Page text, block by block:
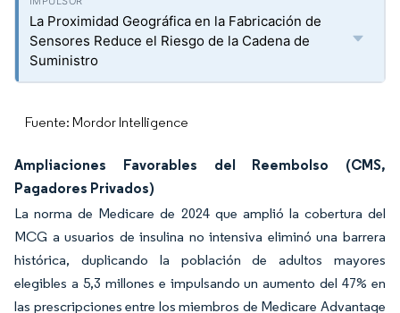
La Proximidad Geográfica en la Fabricación de
Sensores Reduce el Riesgo de la Cadena de
Suministro
Fuente: Mordor Intelligence
Ampliaciones Favorables del Reembolso (CMS,
Pagadores Privados)
La norma de Medicare de 2024 que amplió la cobertura del
MCG a usuarios de insulina no intensiva eliminó una barrera
histórica, duplicando la población de adultos mayores
elegibles a 5,3 millones e impulsando un aumento del 47% en
las prescripciones entre los miembros de Medicare Advantage